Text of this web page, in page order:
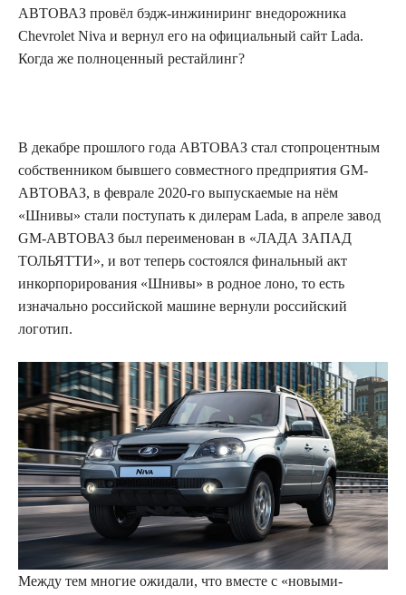
АВТОВАЗ провёл бэдж-инжиниринг внедорожника
Chevrolet Niva и вернул его на официальный сайт Lada.
Когда же полноценный рестайлинг?
В декабре прошлого года АВТОВАЗ стал стопроцентным
собственником бывшего совместного предприятия GM-
АВТОВАЗ, в феврале 2020-го выпускаемые на нём
«Шнивы» стали поступать к дилерам Lada, в апреле завод
GM-АВТОВАЗ был переименован в «ЛАДА ЗАПАД
ТОЛЬЯТТИ», и вот теперь состоялся финальный акт
инкорпорирования «Шнивы» в родное лоно, то есть
изначально российской машине вернули российский
логотип.
Между тем многие ожидали, что вместе с «новыми-